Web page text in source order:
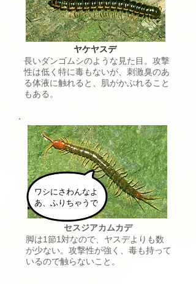
ワシにさわんなよ
​あ、ふりちゃうで
​セスジアカムカデ
脚は1節1対なので、ヤスデよりも数
が少ない。攻撃性が強く、毒も持って
いるので触らないこと。
ヤケヤスデ
長いダンゴムシのような見た目。攻撃
性は低く特に毒もないが、刺激臭のあ
る体液に触れると、肌がかぶれること
もある。